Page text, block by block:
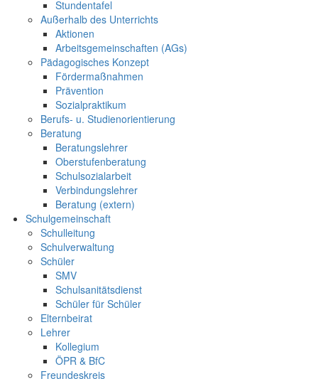
Stundentafel
Außerhalb des Unterrichts
Aktionen
Arbeitsgemeinschaften (AGs)
Pädagogisches Konzept
Fördermaßnahmen
Prävention
Sozialpraktikum
Berufs- u. Studienorientierung
Beratung
Beratungslehrer
Oberstufenberatung
Schulsozialarbeit
Verbindungslehrer
Beratung (extern)
Schulgemeinschaft
Schulleitung
Schulverwaltung
Schüler
SMV
Schulsanitätsdienst
Schüler für Schüler
Elternbeirat
Lehrer
Kollegium
ÖPR & BfC
Freundeskreis